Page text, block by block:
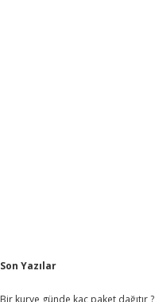
Sidebar
Son Yazılar
Bir kurye günde kaç paket dağıtır ?